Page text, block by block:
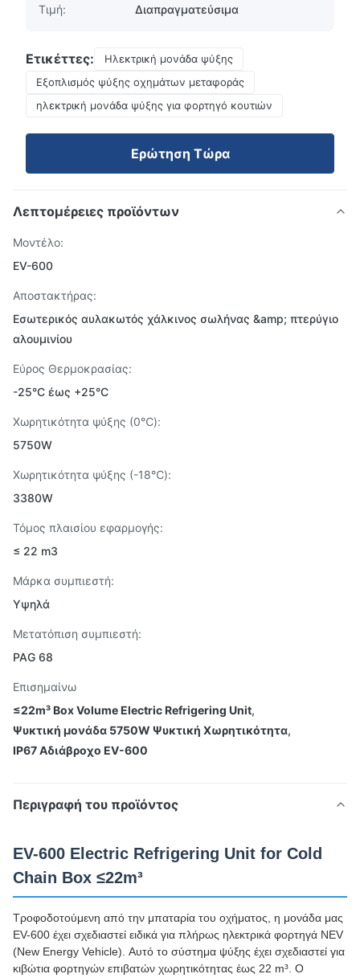
Τιμή:
Διαπραγματεύσιμα
Ετικέττες:
Ηλεκτρική μονάδα ψύξης
Εξοπλισμός ψύξης οχημάτων μεταφοράς
ηλεκτρική μονάδα ψύξης για φορτηγό κουτιών
Ερώτηση Τώρα
Λεπτομέρειες προϊόντων
Μοντέλο:
EV-600
Αποστακτήρας:
Εσωτερικός αυλακωτός χάλκινος σωλήνας &amp; πτερύγιο
αλουμινίου
Εύρος Θερμοκρασίας:
-25°C έως +25°C
Χωρητικότητα ψύξης (0℃):
5750W
Χωρητικότητα ψύξης (-18℃):
3380W
Τόμος πλαισίου εφαρμογής:
≤ 22 m3
Μάρκα συμπιεστή:
Υψηλά
Μετατόπιση συμπιεστή:
PAG 68
Επισημαίνω
≤22m³ Box Volume Electric Refrigering Unit,
Ψυκτική μονάδα 5750W Ψυκτική Χωρητικότητα,
IP67 Αδιάβροχο EV-600
Περιγραφή του προϊόντος
EV-600 Electric Refrigering Unit for Cold
Chain Box ≤22m³
Τροφοδοτούμενη από την μπαταρία του οχήματος, η μονάδα μας
EV-600 έχει σχεδιαστεί ειδικά για πλήρως ηλεκτρικά φορτηγά NEV
(New Energy Vehicle). Αυτό το σύστημα ψύξης έχει σχεδιαστεί για
κιβώτια φορτηγών επιβατών χωρητικότητας έως 22 m³. Ο